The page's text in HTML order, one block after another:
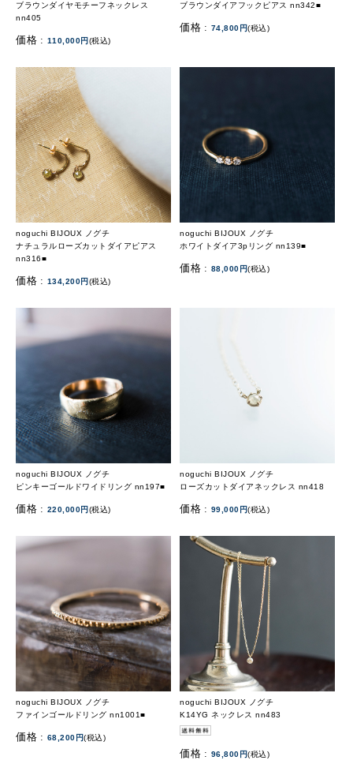
ブラウンダイヤモチーフネックレス
nn405
価格 : 110,000円(税込)
ブラウンダイアフックピアス nn342■
価格 : 74,800円(税込)
noguchi BIJOUX ノグチ
ナチュラルローズカットダイアピアス
nn316■
価格 : 134,200円(税込)
noguchi BIJOUX ノグチ
ホワイトダイア3pリング nn139■
価格 : 88,000円(税込)
noguchi BIJOUX ノグチ
ピンキーゴールドワイドリング nn197■
価格 : 220,000円(税込)
noguchi BIJOUX ノグチ
ローズカットダイアネックレス nn418
価格 : 99,000円(税込)
noguchi BIJOUX ノグチ
ファインゴールドリング nn1001■
価格 : 68,200円(税込)
noguchi BIJOUX ノグチ
K14YG ネックレス nn483
価格 : 96,800円(税込)